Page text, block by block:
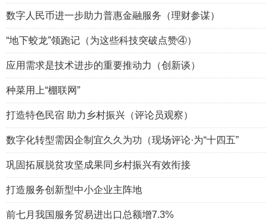
数字人民币进一步助力普惠金融服务（理财参谋）
“地下蛟龙”领跑记（为这些科技突破点赞④）
应用需求是技术进步的重要推动力（创新谈）
种菜用上“棚联网”
打造特色民宿 助力乡村振兴（评论员观察）
数字化转型需因企制宜久久为功（现场评论·为“十四五”
巩固拓展脱贫攻坚成果同乡村振兴有效衔接
打造服务创新型中小企业主阵地
前七月我国服务贸易进出口总额增7.3%